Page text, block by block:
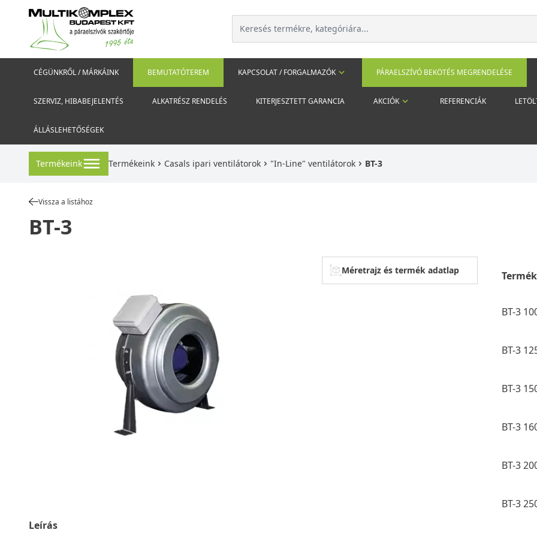
CÉGÜNKRŐL / MÁRKÁINK BEMUTATÓTEREM KAPCSOLAT / FORGALMAZÓK PÁRAELSZÍVÓ BEKÖTÉS MEGRENDELÉSE
SZERVIZ, HIBABEJELENTÉS ALKATRÉSZ RENDELÉS KITERJESZTETT GARANCIA AKCIÓK REFERENCIÁK
ÁLLÁSLEHETŐSÉGEK
Termékeink Termékeink Casals ipari ventilátorok "In-Line" ventilátorok BT-3
Vissza a listához
BT-3
Méretrajz és termék adatlap
Leírás
BT-3
BT-3
BT-3
BT-3
BT-3
BT-3